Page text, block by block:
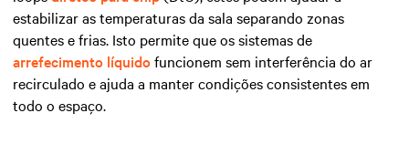
estabilizar as temperaturas da sala separando zonas
quentes e frias. Isto permite que os sistemas de
arrefecimento líquidofuncionem sem interferência do ar
recirculado e ajuda a manter condições consistentes em
todo o espaço.